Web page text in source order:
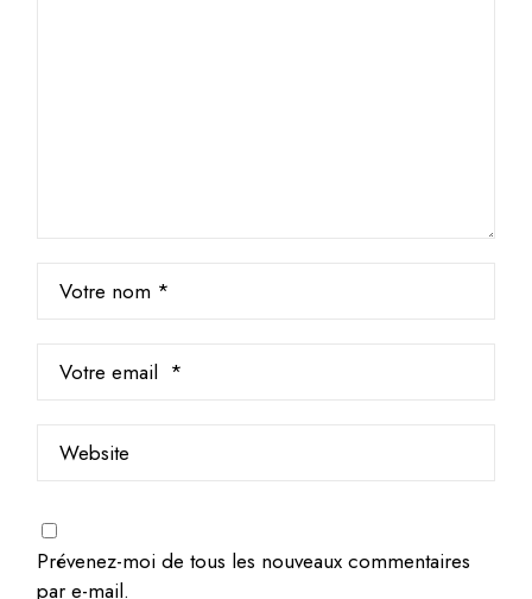
Prévenez-moi de tous les nouveaux commentaires
par e-mail.